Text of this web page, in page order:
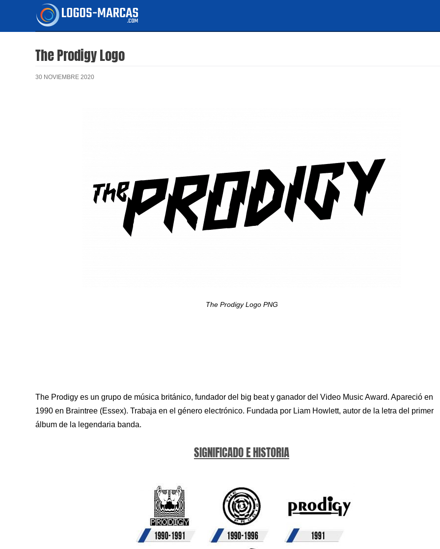
contenido
The Prodigy Logo
30 NOVIEMBRE 2020
The Prodigy Logo PNG
The Prodigy es un grupo de música británico, fundador del big beat y ganador del Video Music Award. Apareció en
1990 en Braintree (Essex). Trabaja en el género electrónico. Fundada por Liam Howlett, autor de la letra del primer
álbum de la legendaria banda.
SIGNIFICADO E HISTORIA